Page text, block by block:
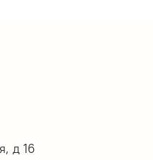
д 16